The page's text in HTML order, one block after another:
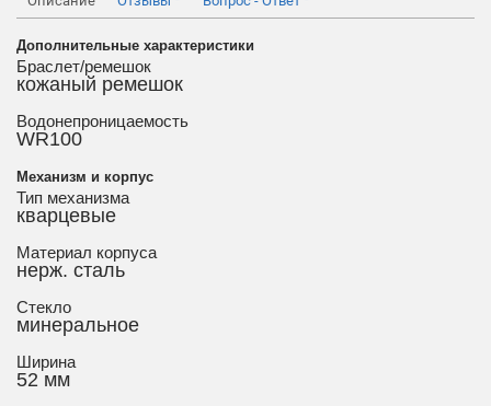
Дополнительные характеристики
Браслет/ремешок
кожаный ремешок
Водонепроницаемость
WR100
Механизм и корпус
Тип механизма
кварцевые
Материал корпуса
нерж. сталь
Стекло
минеральное
Ширина
52 мм